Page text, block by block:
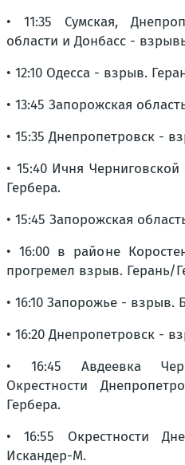
• 11:35 Сумская,
области и Донбасс -
• 12:10 Одесса - взрыв.
• 13:45 Запорожская
• 15:35 Днепропетровск -
• 15:40 Ичня
Гербера.
• 15:45 Запорожская
• 16:00 в районе
прогремел взрыв. Герань/
• 16:10 Запорожье - взрыв.
• 16:20 Днепропетровск -
• 16:45 Авдеевка
Окрестности
Гербера.
• 16:55 Окрестности
Искандер-М.